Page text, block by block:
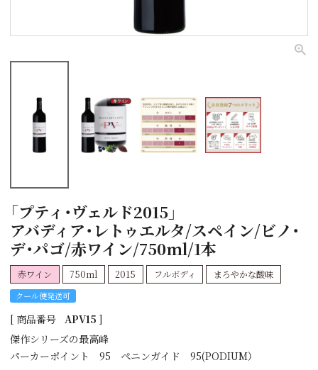
「プティ・ヴェルド2015」
アバディア・レトゥエルタ/スペイン/ビノ・
デ・パゴ/赤ワイン/750ml/1本
赤ワイン 750ml 2015 フルボディ まろやかな酸味
クール便発送可
商品番号
APV15
傑作シリーズの最高峰
パーカーポイント 95 ぺニンガイド 95(PODIUM）